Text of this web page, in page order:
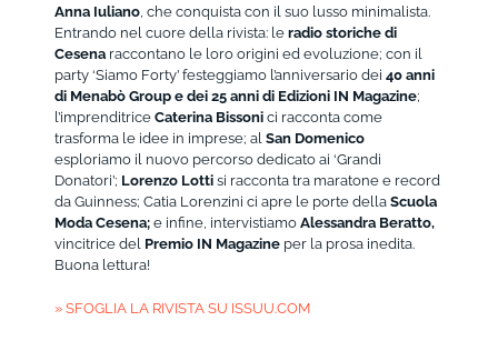
Anna Iuliano, che conquista con il suo lusso minimalista.
Entrando nel cuore della rivista: leradio storiche di
Cesena raccontano le loro origini ed evoluzione; con il
party ‘Siamo Forty’ festeggiamo l’anniversario dei40 anni
di Menabò Group e dei 25 anni di Edizioni IN Magazine;
l’imprenditriceCaterina Bissoni ci racconta come
trasforma le idee in imprese; alSan Domenico
esploriamo il nuovo percorso dedicato ai ‘Grandi
Donatori’; Lorenzo Lotti si racconta tra maratone e record
da Guinness; Catia Lorenzini ci apre le porte dellaScuola
Moda Cesena; e infine, intervistiamoAlessandra Beratto,
vincitrice del Premio IN Magazine per la prosa inedita.
Buona lettura!
» SFOGLIA LA RIVISTA SU ISSUU.COM